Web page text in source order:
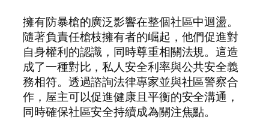
擁有防暴槍的廣泛影響在整個社區中迴盪。
隨著負責任槍枝擁有者的崛起，他們促進對
自身權利的認識，同時尊重相關法規。這造
成了一種對比，私人安全利率與公共安全義
務相符。透過諮詢法律專家並與社區警察合
作，屋主可以促進健康且平衡的安全溝通，
同時確保社區安全持續成為關注焦點。